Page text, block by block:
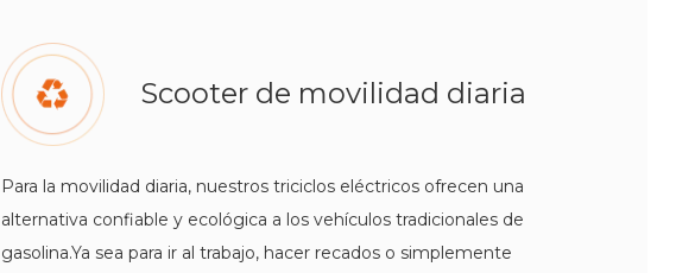
Scooter de movilidad diaria
Para la movilidad diaria, nuestros triciclos eléctricos ofrecen una
alternativa confiable y ecológica a los vehículos tradicionales de
gasolina.Ya sea para ir al trabajo, hacer recados o simplemente